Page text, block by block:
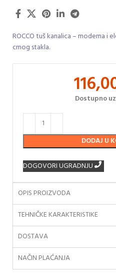
ROCCO tuš kanalica – moderna i
crnog stakla.
Dostupno
DODAJ U
DOGOVORI UGRADNJU
OPIS PROIZVODA
TEHNIČKE KARAKTERISTIKE
DOSTAVA
NAČIN PLAĆANJA